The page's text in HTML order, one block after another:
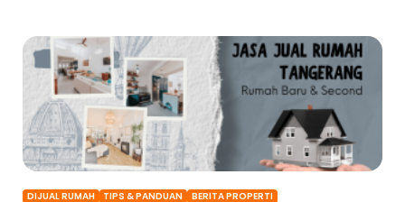
DIJUAL RUMAH TIPS & PANDUAN BERITA PROPERTI